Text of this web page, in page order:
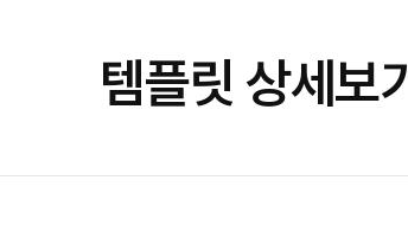
템플릿 상세보기